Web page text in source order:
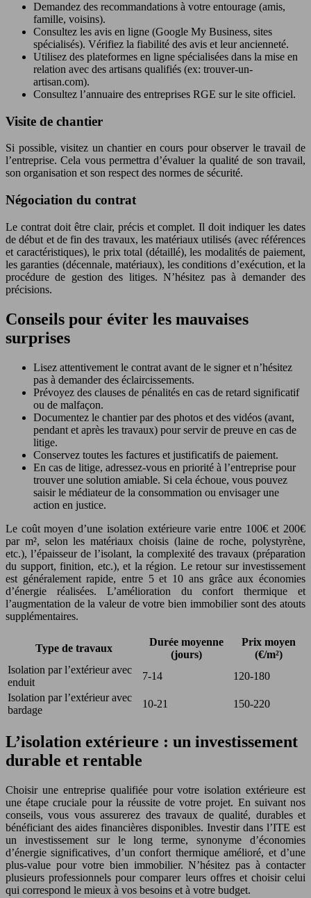
Demandez des recommandations à votre entourage (amis,
famille, voisins).
Consultez les avis en ligne (Google My Business, sites
spécialisés). Vérifiez la fiabilité des avis et leur ancienneté.
Utilisez des plateformes en ligne spécialisées dans la mise en
relation avec des artisans qualifiés (ex: trouver-un-
artisan.com).
Consultez l’annuaire des entreprises RGE sur le site officiel.
Visite de chantier
Si possible, visitez un chantier en cours pour observer le travail de
l’entreprise. Cela vous permettra d’évaluer la qualité de son travail,
son organisation et son respect des normes de sécurité.
Négociation du contrat
Le contrat doit être clair, précis et complet. Il doit indiquer les dates
de début et de fin des travaux, les matériaux utilisés (avec références
et caractéristiques), le prix total (détaillé), les modalités de paiement,
les garanties (décennale, matériaux), les conditions d’exécution, et la
procédure de gestion des litiges. N’hésitez pas à demander des
précisions.
Conseils pour éviter les mauvaises
surprises
Lisez attentivement le contrat avant de le signer et n’hésitez
pas à demander des éclaircissements.
Prévoyez des clauses de pénalités en cas de retard significatif
ou de malfaçon.
Documentez le chantier par des photos et des vidéos (avant,
pendant et après les travaux) pour servir de preuve en cas de
litige.
Conservez toutes les factures et justificatifs de paiement.
En cas de litige, adressez-vous en priorité à l’entreprise pour
trouver une solution amiable. Si cela échoue, vous pouvez
saisir le médiateur de la consommation ou envisager une
action en justice.
Le coût moyen d’une isolation extérieure varie entre 100€ et 200€
par m², selon les matériaux choisis (laine de roche, polystyrène,
etc.), l’épaisseur de l’isolant, la complexité des travaux (préparation
du support, finition, etc.), et la région. Le retour sur investissement
est généralement rapide, entre 5 et 10 ans grâce aux économies
d’énergie réalisées. L’amélioration du confort thermique et
l’augmentation de la valeur de votre bien immobilier sont des atouts
supplémentaires.
Type de travaux
Durée moyenne
(jours)
Prix moyen
(€/m²)
Isolation par l’extérieur avec
enduit
7-14
120-180
Isolation par l’extérieur avec
bardage
10-21 150-220
L’isolation extérieure : un investissement
durable et rentable
Choisir une entreprise qualifiée pour votre isolation extérieure est
une étape cruciale pour la réussite de votre projet. En suivant nos
conseils, vous vous assurerez des travaux de qualité, durables et
bénéficiant des aides financières disponibles. Investir dans l’ITE est
un investissement sur le long terme, synonyme d’économies
d’énergie significatives, d’un confort thermique amélioré, et d’une
plus-value pour votre bien immobilier. N’hésitez pas à contacter
plusieurs professionnels pour comparer leurs offres et choisir celui
qui correspond le mieux à vos besoins et à votre budget.